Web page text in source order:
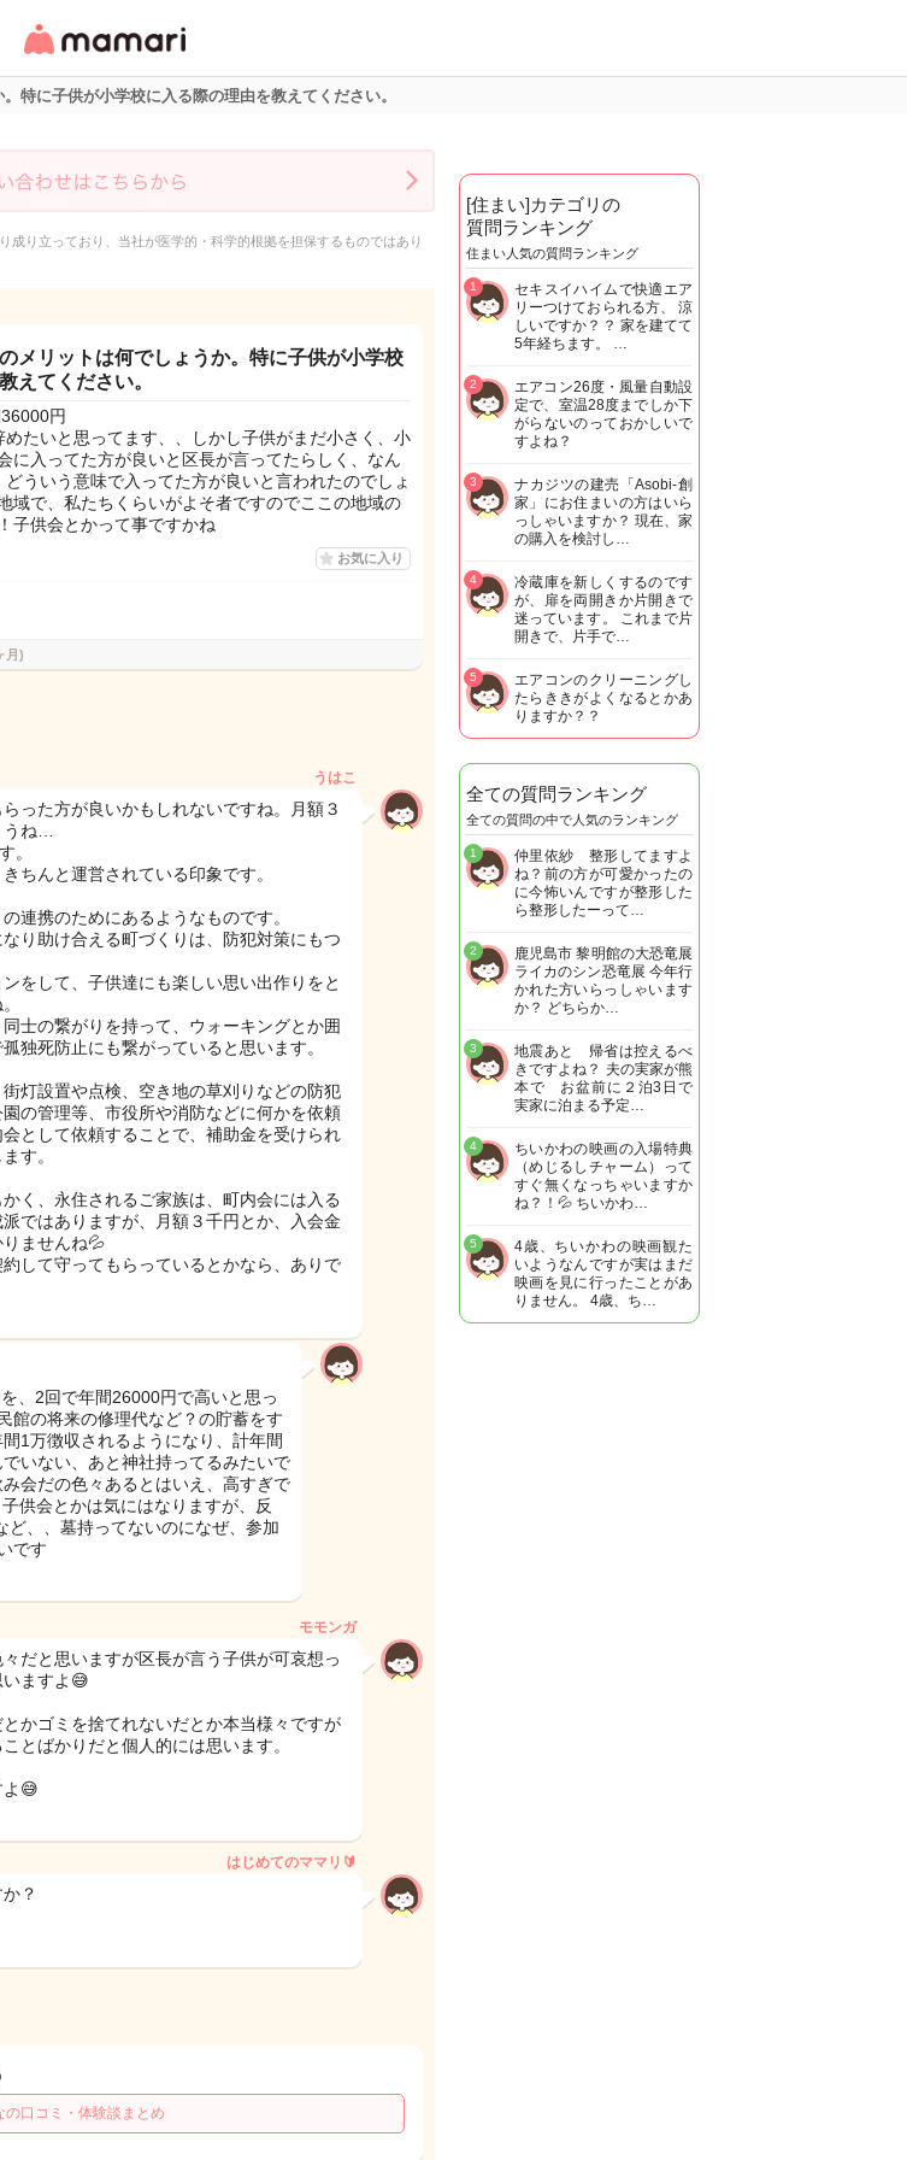
リ・情報サイト
特に子供が小学校に入る際の理由を教えてください。
り立っており、当社が医学的・科学的根拠を担保するものではあり
メリットは何でしょうか。特に子供が小学校
えてください。
円
たいと思ってます、、しかし子供がまだ小さく、小
に入ってた方が良いと区長が言ってたらしく、なん
ういう意味で入ってた方が良いと言われたのでしょ
域で、私たちくらいがよそ者ですのでここの地域の
子供会とかって事ですかね
お気に入り
月)
うはこ
った方が良いかもしれないですね。月額３
ね…
。
ちんと運営されている印象です。
連携のためにあるようなものです。
り助け合える町づくりは、防犯対策にもつ
をして、子供達にも楽しい思い出作りをと
士の繋がりを持って、ウォーキングとか囲
独死防止にも繋がっていると思います。
灯設置や点検、空き地の草刈りなどの防犯
の管理等、市役所や消防などに何かを依頼
として依頼することで、補助金を受けられ
す。
く、永住されるご家族は、町内会には入る
ではありますが、月額３千円とか、入会金
ませんね💦
して守ってもらっているとかなら、ありで
、2回で年間26000円で高いと思っ
館の将来の修理代など？の貯蓄をす
1万徴収されるようになり、計年間
いない、あと神社持ってるみたいで
会だの色々あるとはいえ、高すぎで
供会とかは気にはなりますが、反
ど、、墓持ってないのになぜ、参加
です
モモンガ
だと思いますが区長が言う子供が可哀想っ
ますよ😅
かゴミを捨てれないだとか本当様々ですが
とばかりだと個人的には思います。
よ😅
はじめてのママリ🔰
？
口コミ・体験談まとめ
[住まい]カテゴリの
質問ランキング
住まい人気の質問ランキング
セキスイハイムで快適エア
リーつけておられる方、 涼
しいですか？？ 家を建てて
5年経ちます。 …
1
エアコン26度・風量自動設
定で、室温28度までしか下
がらないのっておかしいで
すよね？
2
ナカジツの建売「Asobi-創
家」にお住まいの方はいら
っしゃいますか？ 現在、家
の購入を検討し…
3
冷蔵庫を新しくするのです
が、扉を両開きか片開きで
迷っています。 これまで片
開きで、片手で…
4
エアコンのクリーニングし
たらききがよくなるとかあ
りますか？？
5
全ての質問ランキング
全ての質問の中で人気のランキング
仲里依紗 整形してますよ
ね？前の方が可愛かったの
に今怖いんですが整形した
ら整形したーって…
1
鹿児島市 黎明館の大恐竜展
ライカのシン恐竜展 今年行
かれた方いらっしゃいます
か？ どちらか…
2
地震あと 帰省は控えるべ
きですよね？ 夫の実家が熊
本で お盆前に２泊3日で
実家に泊まる予定…
3
ちいかわの映画の入場特典
（めじるしチャーム）って
すぐ無くなっちゃいますか
ね？！💦 ちいかわ…
4
4歳、ちいかわの映画観た
いようなんですが実はまだ
映画を見に行ったことがあ
りません。 4歳、ち…
5